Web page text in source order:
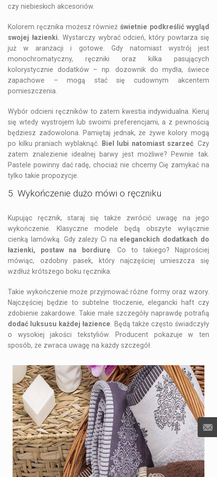
czy niebieskich akcesoriów.
Kolorem ręcznika możesz równieżświetnie podkreślić wygląd
swojej łazienki. Wystarczy wybrać odcień, który powtarza się
już w aranżacji i gotowe. Gdy natomiast wystrój jest
monochromatyczny, ręczniki oraz kilka pasujących
kolorystycznie dodatków – np. dozownik do mydła, świece
zapachowe – mogą stać się cudownym akcentem
pomieszczenia.
Wybór odcieni ręczników to zatem kwestia indywidualna. Kieruj
się wtedy wystrojem lub swoimi preferencjami, a z pewnością
będziesz zadowolona. Pamiętaj jednak, że żywe kolory mogą
po kilku praniach wyblaknąć. Biel lubi natomiast szarzeć . Czy
zatem znalezienie idealnej barwy jest możliwe? Pewnie tak.
Pastele powinny dać radę, chociaż nie chcemy Cię zamykać na
tylko takie propozycje.
5. Wykończenie dużo mówi o ręczniku
Kupując ręcznik, staraj się także zwrócić uwagę na jego
wykończenie. Klasyczne modele będą obszyte wyłącznie
cienką lamówką. Gdy zależy Ci na eleganckich dodatkach do
łazienki, postaw na bordiurę . Co to takiego? Najprościej
mówiąc, ozdobny pasek, który najczęściej umieszcza się
wzdłuż krótszego boku ręcznika.
Takie wykończenie może przyjmować różne formy oraz wzory.
Najczęściej będzie to subtelne tłoczenie, elegancki haft czy
zdobienie żakardowe. Takie małe szczegóły naprawdę potrafią
dodać luksusu każdej łazience . Będą także często świadczyły
o wysokiej jakości tekstyliów. Producent pokazuje w ten
sposób, że zwraca uwagę na każdy szczegół.